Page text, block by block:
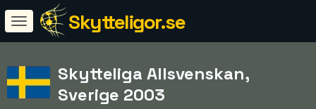
Skytteligor.se
Skytteliga Allsvenskan,
Sverige 2003